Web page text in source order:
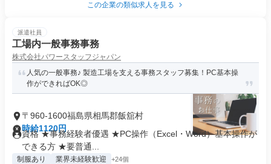
この企業の類似求人を見る
派遣社員
工場内一般事務事務
株式会社パワースタッフジャパン
人気の一般事務♪ 製造工場を支える事務スタッフ募集！PC基本操
作ができればOK◎
〒960-1600福島県相馬郡飯舘村
時給1120円
資格 ★事務経験者優遇 ★PC操作（Excel・Word）基本操作が
できる方 ★要普通...
制服あり 業界未経験歓迎 +24個